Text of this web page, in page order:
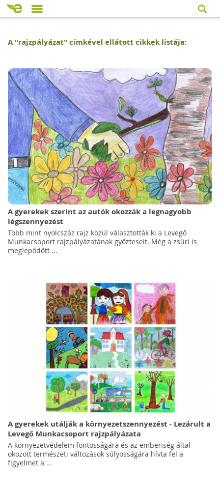
A "rajzpályázat" címkével ellátott cikkek listája:
A gyerekek szerint az autók okozzák a legnagyobb
légszennyezést
Több mint nyolcszáz rajz közül választották ki a Levegő
Munkacsoport rajzpályázatának győzteseit. Még a zsűri is
meglepődött ...
A gyerekek utálják a környezetszennyezést - Lezárult a
Levegő Munkacsoport rajzpályázata
A környezetvédelem fontosságára és az emberiség által
okozott természeti változások súlyosságára hívta fel a
figyelmet a ...